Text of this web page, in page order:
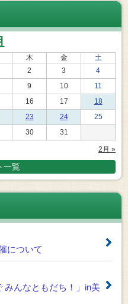
木 金
土
2 3
4
9 10
11
16 17
18
23 24
25
30 31
2月 »
一覧
について
みんなともだち！」in美